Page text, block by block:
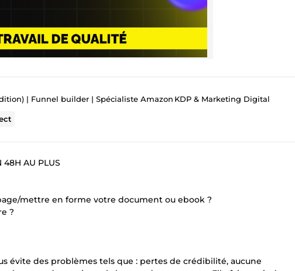
| Funnel builder | Spécialiste Amazon KDP & Marketing Digital
48H AU PLUS
mettre en forme votre document ou ebook ?
?
évite des problèmes tels que : pertes de crédibilité, aucune